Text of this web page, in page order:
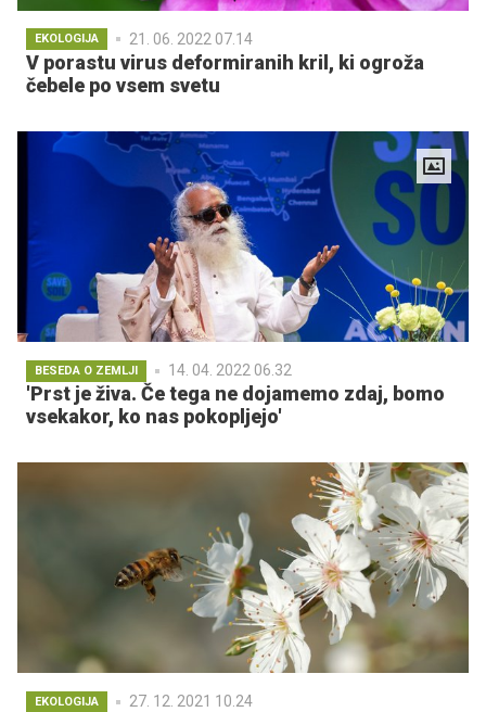
EKOLOGIJA 21. 06. 2022 07.14
V porastu virus deformiranih kril, ki ogroža
čebele po vsem svetu
BESEDA O ZEMLJI 14. 04. 2022 06.32
'Prst je živa. Če tega ne dojamemo zdaj, bomo
vsekakor, ko nas pokopljejo'
EKOLOGIJA 27. 12. 2021 10.24